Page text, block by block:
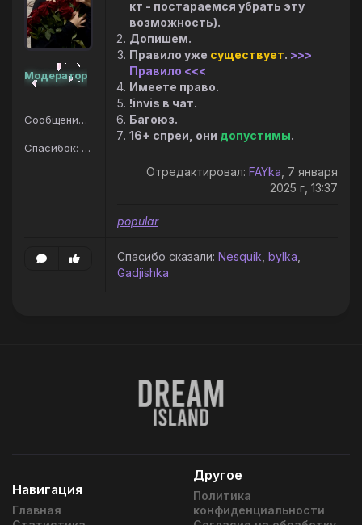
Модератор
Сообщений: 207
Спасибок: 187
кт - постараемся убрать эту
возможность).
Допишем.
Правило уже существует. >>>
Правило <<<
Имеете право.
!invis в чат.
Багоюз.
16+ спреи, они допустимы.
Отредактировал: FAYka , 7 января
2025 г, 13:37
popular
Спасибо сказали: Nesquik bylka
Gadjishka
Навигация
Главная
Другое
Политика
конфиденциальности